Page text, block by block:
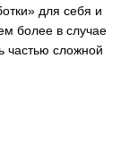
для себя и
более в случае
частью сложной